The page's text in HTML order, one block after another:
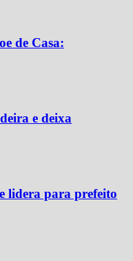
de Casa:
e deixa
lidera para prefeito